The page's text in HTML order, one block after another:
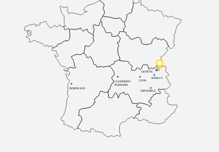
BORDEAUX
CLERMONT-
FERRAND
LYON
ANNECY
GRENOBLE
GENÈVE